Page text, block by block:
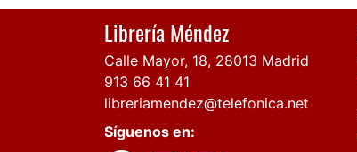
Librería Méndez
Calle Mayor, 18, 28013 Madrid
913 66 41 41
libreriamendez@telefonica.net
Síguenos en: